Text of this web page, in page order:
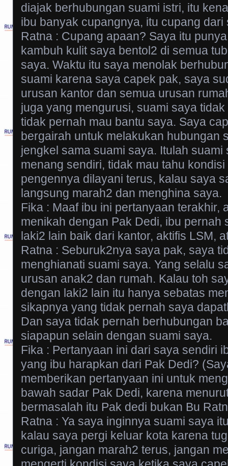
diajak berhubungan suami istri, itu
ibu banyak cupangnya, itu cupang dari
Ratna : Cupang apaan? Saya itu
kambuh kulit saya bentol2 di semua
saya. Waktu itu saya menolak
suami karena saya capek pak, saya
urusan kantor dan semua urusan
juga yang mengurusi, suami saya
tidak pernah mau bantu saya. Saya
bergairah untuk melakukan hubungan
jengkel sama suami saya. Itulah
menang sendiri, tidak mau tahu
pengennya dilayani terus, kalau saya
langsung marah2 dan menghina saya.
Fika : Maaf ibu ini pertanyaan terakhir,
menikah dengan Pak Dedi, ibu pernah
laki2 lain baik dari kantor, aktifis LSM,
Ratna : Seburuk2nya saya pak, saya
menghianati suami saya. Yang selalu
urusan anak2 dan rumah. Kalau toh
dengan laki2 lain itu hanya sebatas
sikapnya yang tidak pernah saya
Dan saya tidak pernah berhubungan
siapapun selain dengan suami saya.
Fika : Pertanyaan ini dari saya sendiri
yang ibu harapkan dari Pak Dedi?
memberikan pertanyaan ini untuk
bawah sadar Pak Dedi, karena
bermasalah itu Pak dedi bukan Bu
Ratna : Ya saya inginnya suami saya
kalau saya pergi keluar kota karena
curiga, jangan marah2 terus, jangan